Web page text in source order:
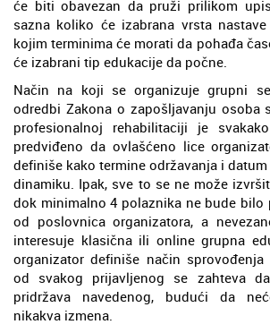
će biti obavezan da pruži prilikom
sazna koliko će izabrana vrsta
kojim terminima će morati da pohađa
će izabrani tip edukacije da počne.
Način na koji se organizuje grupni
odredbi Zakona o zapošljavanju osoba
profesionalnoj rehabilitaciji je
predviđeno da ovlašćeno lice
definiše kako termine održavanja i
dinamiku. Ipak, sve to se ne može
dok minimalno 4 polaznika ne bude bilo
od poslovnica organizatora, a
interesuje klasična ili online grupna
organizator definiše način sprovođenja
od svakog prijavljenog se zahteva
pridržava navedenog, budući da
nikakva izmena.